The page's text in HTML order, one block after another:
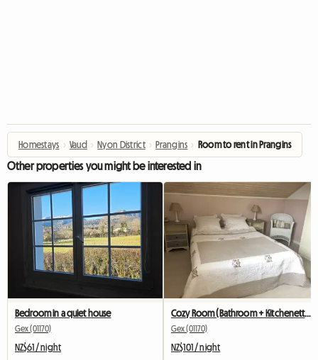
Homestays › Vaud › Nyon District › Prangins › Room to rent in Prangins
Other properties you might be interested in
Bedroom in a quiet house
Gex (01170)
NZ$61 / night
Cozy Room (Bathroom + Kitchenette To Share With 1 Pers)
Gex (01170)
NZ$101 / night